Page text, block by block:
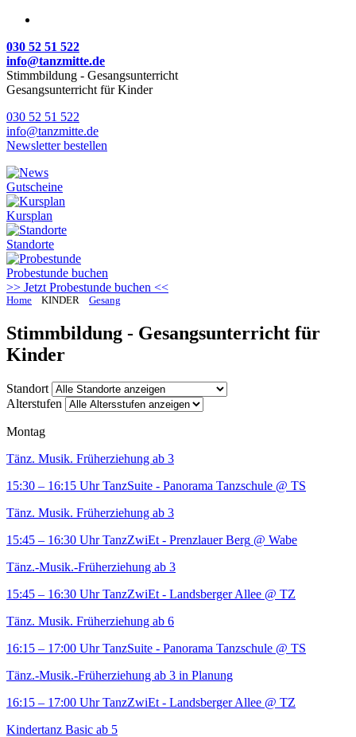
030 52 51 522
info@tanzmitte.de
Stimmbildung - Gesangsunterricht
Gesangsunterricht für Kinder
030 52 51 522
info@tanzmitte.de
Newsletter bestellen
Gutscheine
Kursplan
Standorte
Probestunde buchen
>> Jetzt Probestunde buchen <<
Home KINDER Gesang
Stimmbildung - Gesangsunterricht für
Kinder
Standort
Alterstufen
Montag
Tänz. Musik. Früherziehung ab 3
15:30 – 16:15 Uhr TanzSuite - Panorama Tanzschule @ TS
Tänz. Musik. Früherziehung ab 3
15:45 – 16:30 Uhr TanzZwiEt - Prenzlauer Berg @ Wabe
Tänz.-Musik.-Früherziehung ab 3
15:45 – 16:30 Uhr TanzZwiEt - Landsberger Allee @ TZ
Tänz. Musik. Früherziehung ab 6
16:15 – 17:00 Uhr TanzSuite - Panorama Tanzschule @ TS
Tänz.-Musik.-Früherziehung ab 3 in Planung
16:15 – 17:00 Uhr TanzZwiEt - Landsberger Allee @ TZ
Kindertanz Basic ab 5